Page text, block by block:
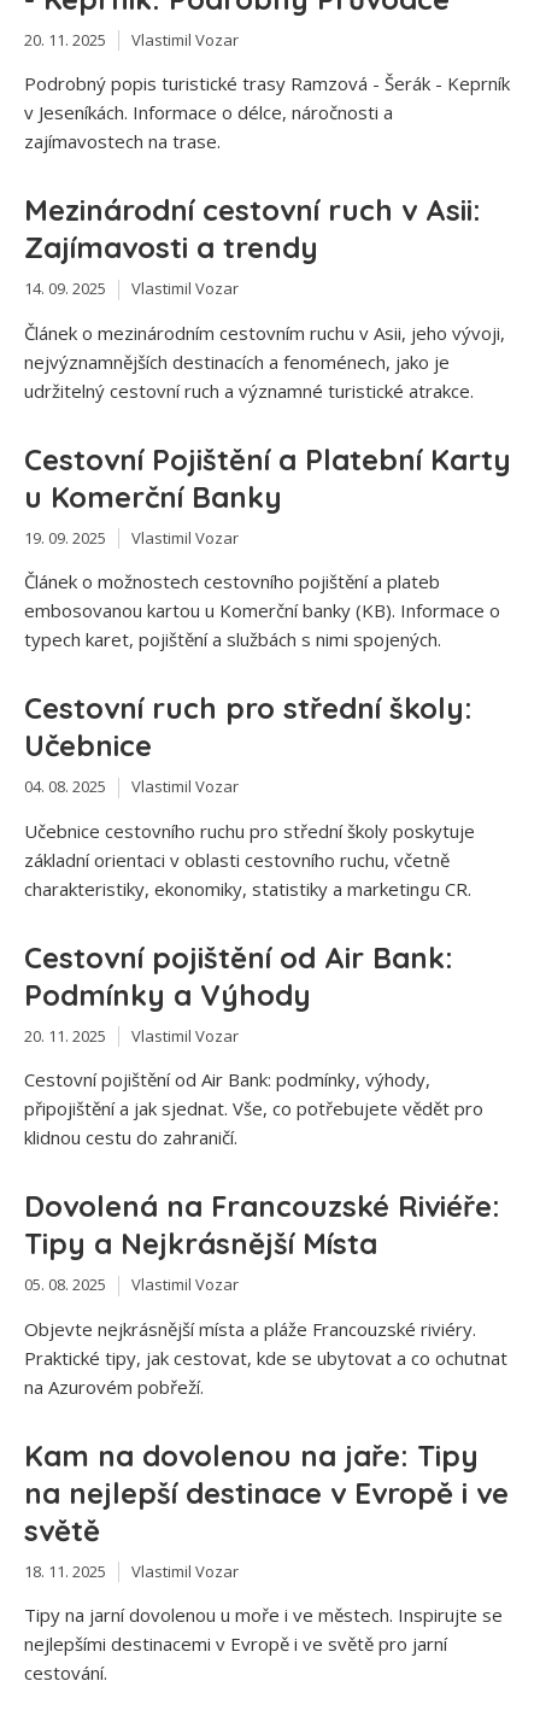
20. 11. 2025 Vlastimil Vozar
Podrobný popis turistické trasy Ramzová - Šerák - Keprník
v Jeseníkách. Informace o délce, náročnosti a
zajímavostech na trase.
Mezinárodní cestovní ruch v Asii:
Zajímavosti a trendy
14. 09. 2025 Vlastimil Vozar
Článek o mezinárodním cestovním ruchu v Asii, jeho vývoji,
nejvýznamnějších destinacích a fenoménech, jako je
udržitelný cestovní ruch a významné turistické atrakce.
Cestovní Pojištění a Platební Karty
u Komerční Banky
19. 09. 2025 Vlastimil Vozar
Článek o možnostech cestovního pojištění a plateb
embosovanou kartou u Komerční banky (KB). Informace o
typech karet, pojištění a službách s nimi spojených.
Cestovní ruch pro střední školy:
Učebnice
04. 08. 2025 Vlastimil Vozar
Učebnice cestovního ruchu pro střední školy poskytuje
základní orientaci v oblasti cestovního ruchu, včetně
charakteristiky, ekonomiky, statistiky a marketingu CR.
Cestovní pojištění od Air Bank:
Podmínky a Výhody
20. 11. 2025 Vlastimil Vozar
Cestovní pojištění od Air Bank: podmínky, výhody,
připojištění a jak sjednat. Vše, co potřebujete vědět pro
klidnou cestu do zahraničí.
Dovolená na Francouzské Riviéře:
Tipy a Nejkrásnější Místa
05. 08. 2025 Vlastimil Vozar
Objevte nejkrásnější místa a pláže Francouzské riviéry.
Praktické tipy, jak cestovat, kde se ubytovat a co ochutnat
na Azurovém pobřeží.
Kam na dovolenou na jaře: Tipy
na nejlepší destinace v Evropě i ve
světě
18. 11. 2025 Vlastimil Vozar
Tipy na jarní dovolenou u moře i ve městech. Inspirujte se
nejlepšími destinacemi v Evropě i ve světě pro jarní
cestování.